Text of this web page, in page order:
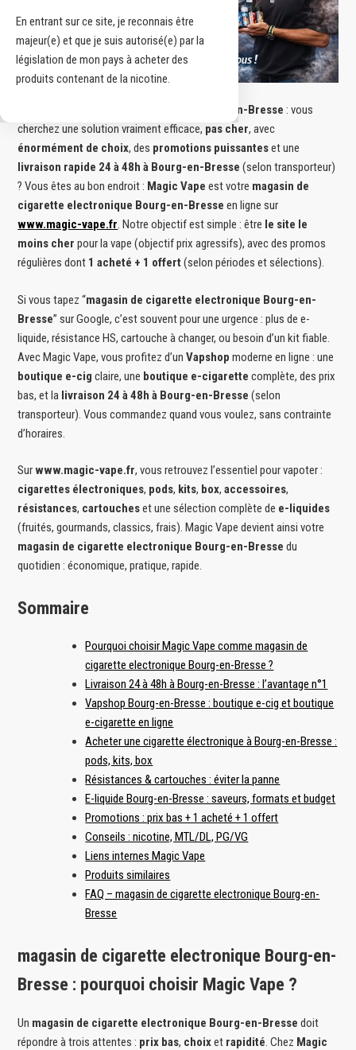
En entrant sur ce site, je reconnais être
majeur(e) et que je suis autorisé(e) par la
législation de mon pays à acheter des
produits contenant de la nicotine.
magasin de cigarette electronique Bourg-en-Bresse : vous
cherchez une solution vraiment efficace, pas cher, avec
énormément de choix, des promotions puissanteset une
livraison rapide 24 à 48h à Bourg-en-Bresse (selon transporteur)
? Vous êtes au bon endroit : Magic Vape est votre magasin de
cigarette electronique Bourg-en-Bresse en ligne sur
www.magic-vape.fr. Notre objectif est simple : être le site le
moins cher pour la vape (objectif prix agressifs), avec des promos
régulières dont 1 acheté + 1 offert (selon périodes et sélections).
Si vous tapez “magasin de cigarette electronique Bourg-en-
Bresse” sur Google, c’est souvent pour une urgence : plus de e-
liquide, résistance HS, cartouche à changer, ou besoin d’un kit fiable.
Avec Magic Vape, vous profitez d’unVapshop moderne en ligne : une
boutique e-cig claire, une boutique e-cigarette complète, des prix
bas, et la livraison 24 à 48h à Bourg-en-Bresse (selon
transporteur). Vous commandez quand vous voulez, sans contrainte
d’horaires.
Surwww.magic-vape.fr, vous retrouvez l’essentiel pour vapoter :
cigarettes électroniques, pods, kits, box,accessoires,
résistances, cartoucheset une sélection complète de e-liquides
(fruités, gourmands, classics, frais). Magic Vape devient ainsi votre
magasin de cigarette electronique Bourg-en-Bresse du
quotidien : économique, pratique, rapide.
Sommaire
Pourquoi choisir Magic Vape comme magasin de
cigarette electronique Bourg-en-Bresse ?
Livraison 24 à 48h à Bourg-en-Bresse : l’avantage n°1
Vapshop Bourg-en-Bresse : boutique e-cig et boutique
e-cigarette en ligne
Acheter une cigarette électronique à Bourg-en-Bresse :
pods, kits, box
Résistances & cartouches : éviter la panne
E-liquide Bourg-en-Bresse : saveurs, formats et budget
Promotions : prix bas + 1 acheté + 1 offert
Conseils : nicotine, MTL/DL, PG/VG
Liens internes Magic Vape
Produits similaires
FAQ – magasin de cigarette electronique Bourg-en-
Bresse
magasin de cigarette electronique Bourg-en-
Bresse : pourquoi choisir Magic Vape ?
Un magasin de cigarette electronique Bourg-en-Bresse doit
répondre à trois attentes : prix bas, choixet rapidité. Chez Magic